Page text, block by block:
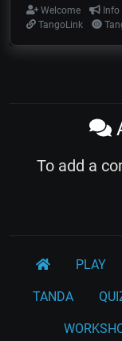
Welcome Info
TangoLink
To add a
PLAY
TANDA